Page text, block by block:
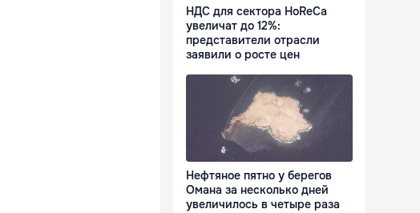
НДС для сектора HoReCa
увеличат до 12%:
представители отрасли
заявили о росте цен
Нефтяное пятно у берегов
Омана за несколько дней
увеличилось в четыре раза